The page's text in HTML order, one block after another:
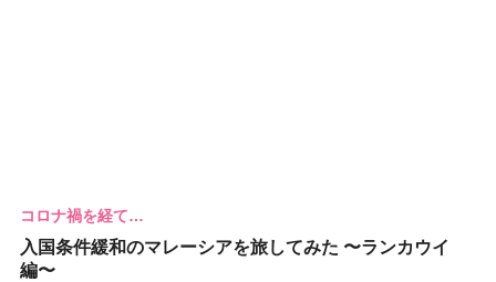
コロナ禍を経て…
入国条件緩和のマレーシアを旅してみた 〜ランカウイ
編〜